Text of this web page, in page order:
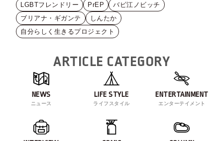
LGBTフレンドリー
PrEP
バビ江ノビッチ
ブリアナ・ギガンテ
しんたか
自分らしく生きるプロジェクト
ARTICLE CATEGORY
NEWS
ニュース
LIFE STYLE
ライフスタイル
ENTERTAINMENT
エンターテイメント